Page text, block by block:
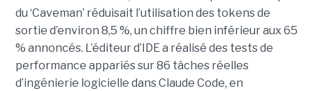
du ‘Caveman’ réduisait l’utilisation des tokens de
sortie d’environ 8,5 %, un chiffre bien inférieur aux 65
% annoncés. L’éditeur d’IDE a réalisé des tests de
performance appariés sur 86 tâches réelles
d’ingénierie logicielle dans Claude Code, en